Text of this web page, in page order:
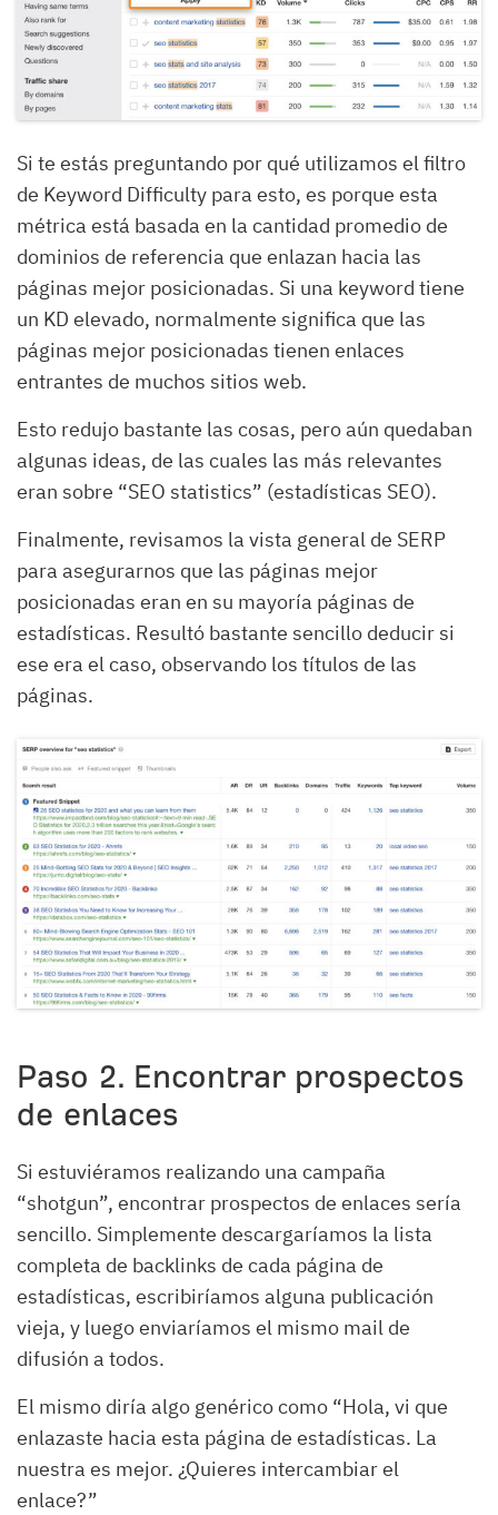
Si te estás preguntando por qué utilizamos el filtro
de Keyword Difficulty para esto, es porque esta
métrica está basada en la cantidad promedio de
dominios de referencia que enlazan hacia las
páginas mejor posicionadas. Si una keyword tiene
un KD elevado, normalmente significa que las
páginas mejor posicionadas tienen enlaces
entrantes de muchos sitios web.
Esto redujo bastante las cosas, pero aún quedaban
algunas ideas, de las cuales las más relevantes
eran sobre “SEO statistics” (estadísticas SEO).
Finalmente, revisamos la vista general de SERP
para asegurarnos que las páginas mejor
posicionadas eran en su mayoría páginas de
estadísticas. Resultó bastante sencillo deducir si
ese era el caso, observando los títulos de las
páginas.
Paso 2. Encontrar prospectos
de enlaces
Si estuviéramos realizando una campaña
“shotgun”, encontrar prospectos de enlaces sería
sencillo. Simplemente descargaríamos la lista
completa de backlinks de cada página de
estadísticas, escribiríamos alguna publicación
vieja, y luego enviaríamos el mismo mail de
difusión a todos.
El mismo diría algo genérico como “Hola, vi que
enlazaste hacia esta página de estadísticas. La
nuestra es mejor. ¿Quieres intercambiar el
enlace?”